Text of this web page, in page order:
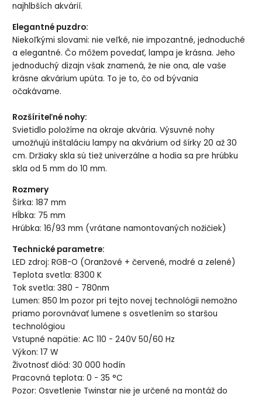
najhlbších akvárií.
Elegantné puzdro:
Niekoľkými slovami: nie veľké, nie impozantné, jednoduché
a elegantné. Čo môžem povedať, lampa je krásna. Jeho
jednoduchý dizajn však znamená, že nie ona, ale vaše
krásne akvárium upúta. To je to, čo od bývania
očakávame.
Rozšíriteľné nohy:
Svietidlo položíme na okraje akvária. Výsuvné nohy
umožňujú inštaláciu lampy na akvárium od šírky 20 až 30
cm. Držiaky skla sú tiež univerzálne a hodia sa pre hrúbku
skla od 5 mm do 10 mm.
Rozmery
Šírka: 187 mm
Hĺbka: 75 mm
Hrúbka: 16/93 mm (vrátane namontovaných nožičiek)
Technické parametre:
LED zdroj: RGB-O (Oranžové + červené, modré a zelené)
Teplota svetla: 8300 K
Tok svetla: 380 - 780nm
Lumen: 850 lm pozor pri tejto novej technológii nemožno
priamo porovnávať lumene s osvetlením so staršou
technológiou
Vstupné napätie: AC 110 - 240V 50/60 Hz
Výkon: 17 W
Životnosť diód: 30 000 hodín
Pracovná teplota: 0 - 35 °C
Pozor: Osvetlenie Twinstar nie je určené na montáž do